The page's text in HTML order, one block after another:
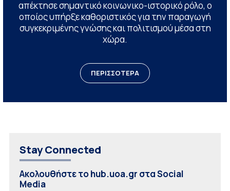
απέκτησε σημαντικό κοινωνικο-ιστορικό ρόλο, ο
οποίος υπήρξε καθοριστικός για την παραγωγή
συγκεκριμένης γνώσης και πολιτισμού μέσα στη
χώρα.
ΠΕΡΙΣΣΟΤΕΡΑ
Stay Connected
Ακολουθήστε το hub.uoa.gr στα Social
Media